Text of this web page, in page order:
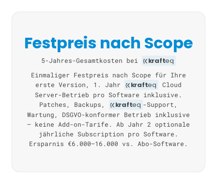
Festpreis nach Scope
5-Jahres-Gesamtkosten bei krafteq
Einmaliger Festpreis nach Scope für Ihre
erste Version, 1. Jahr
krafteq
Cloud
Server-Betrieb pro Software inklusive.
Patches, Backups,
krafteq -Support,
Wartung, DSGVO-konformer Betrieb inklusive
— keine Add-on-Tarife. Ab Jahr 2 optionale
jährliche Subscription pro Software.
Ersparnis €6.000–16.000 vs. Abo-Software.